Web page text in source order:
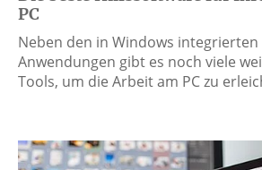
PC
Neben den in Windows
Anwendungen gibt es noch viele
Tools, um die Arbeit am PC zu